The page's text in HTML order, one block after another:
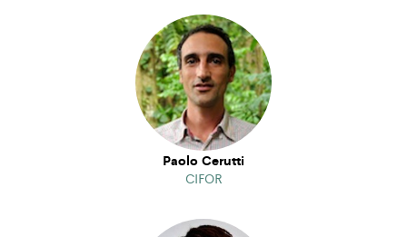
Paolo Cerutti
CIFOR